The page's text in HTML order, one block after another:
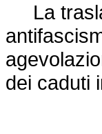
La
dei caduti